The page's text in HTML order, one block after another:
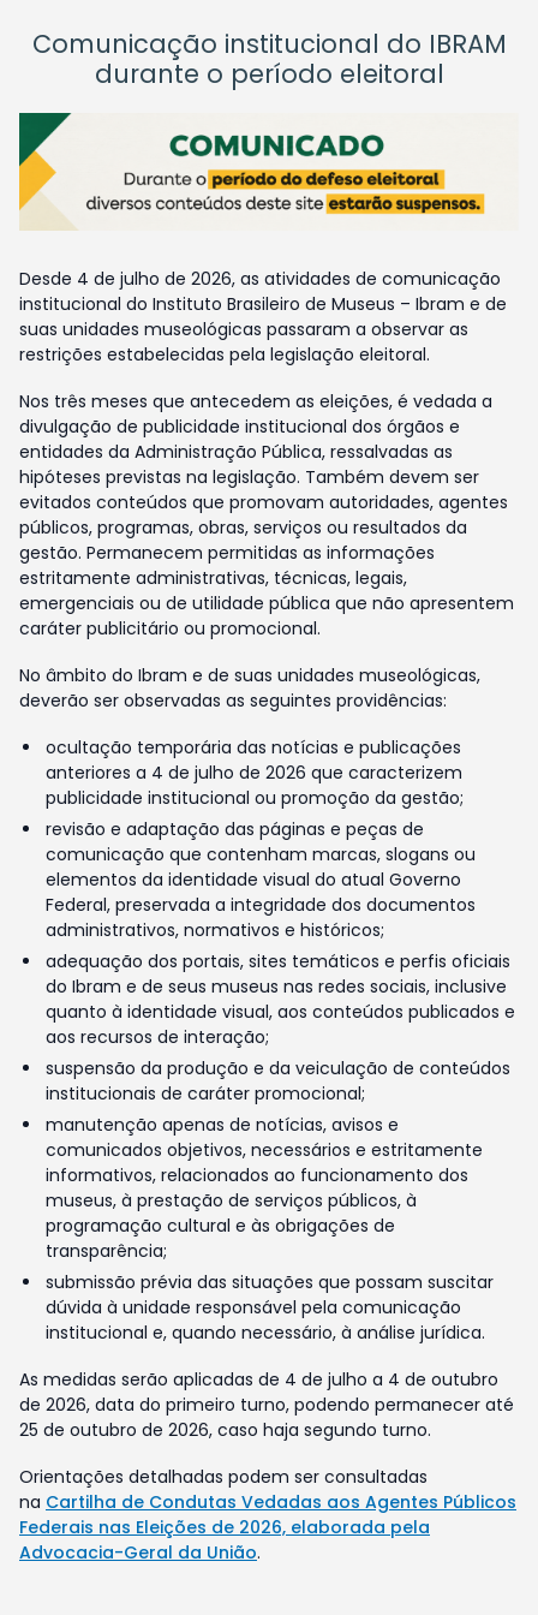
Comunicação institucional do IBRAM
durante o período eleitoral
Desde 4 de julho de 2026, as atividades de comunicação
institucional do Instituto Brasileiro de Museus – Ibram e de
suas unidades museológicas passaram a observar as
restrições estabelecidas pela legislação eleitoral.
Nos três meses que antecedem as eleições, é vedada a
divulgação de publicidade institucional dos órgãos e
entidades da Administração Pública, ressalvadas as
hipóteses previstas na legislação. Também devem ser
evitados conteúdos que promovam autoridades, agentes
públicos, programas, obras, serviços ou resultados da
gestão. Permanecem permitidas as informações
estritamente administrativas, técnicas, legais,
emergenciais ou de utilidade pública que não apresentem
caráter publicitário ou promocional.
No âmbito do Ibram e de suas unidades museológicas,
deverão ser observadas as seguintes providências:
ocultação temporária das notícias e publicações
anteriores a 4 de julho de 2026 que caracterizem
publicidade institucional ou promoção da gestão;
revisão e adaptação das páginas e peças de
comunicação que contenham marcas, slogans ou
elementos da identidade visual do atual Governo
Federal, preservada a integridade dos documentos
administrativos, normativos e históricos;
adequação dos portais, sites temáticos e perfis oficiais
do Ibram e de seus museus nas redes sociais, inclusive
quanto à identidade visual, aos conteúdos publicados e
aos recursos de interação;
suspensão da produção e da veiculação de conteúdos
institucionais de caráter promocional;
manutenção apenas de notícias, avisos e
comunicados objetivos, necessários e estritamente
informativos, relacionados ao funcionamento dos
museus, à prestação de serviços públicos, à
programação cultural e às obrigações de
transparência;
submissão prévia das situações que possam suscitar
dúvida à unidade responsável pela comunicação
institucional e, quando necessário, à análise jurídica.
As medidas serão aplicadas de 4 de julho a 4 de outubro
de 2026, data do primeiro turno, podendo permanecer até
25 de outubro de 2026, caso haja segundo turno.
Orientações detalhadas podem ser consultadas
na Cartilha de Condutas Vedadas aos Agentes Públicos
Federais nas Eleições de 2026, elaborada pela
Advocacia-Geral da União.